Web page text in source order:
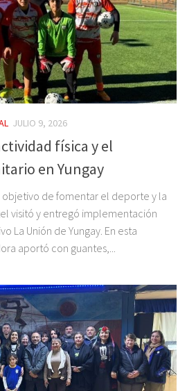
JULIO 9, 2026
física y el
en Yungay
objetivo de fomentar el deporte y la
visitó y entregó implementación
La Unión de Yungay. En esta
aportó con guantes,...